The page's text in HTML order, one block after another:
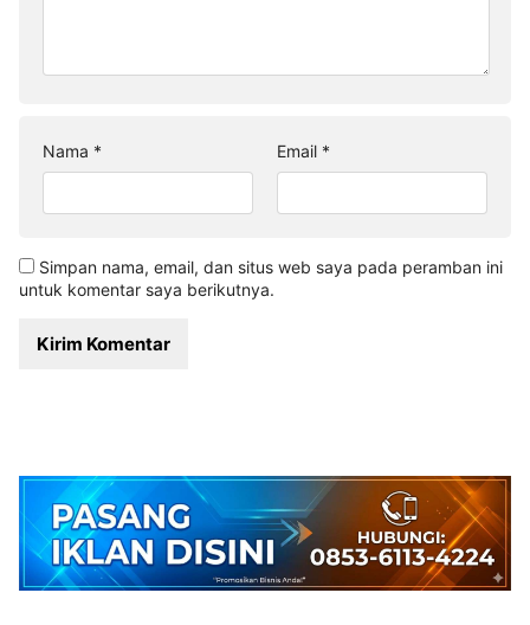
Nama * Email *
Simpan nama, email, dan situs web saya pada peramban ini
untuk komentar saya berikutnya.